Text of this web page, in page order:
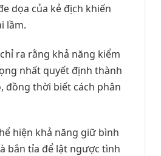
dọa của kẻ địch khiến
lầm.
ra rằng khả năng kiểm
nhất quyết định thành
đồng thời biết cách phân
hiện khả năng giữ bình
bắn tỉa để lật ngược tình